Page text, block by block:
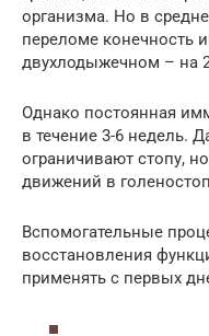
организма. Но в
переломе конечность
двухлодыжечном – на
Однако постоянная
в течение 3-6 недель.
ограничивают стопу,
движений в
Вспомогательные
восстановления
применять с первых